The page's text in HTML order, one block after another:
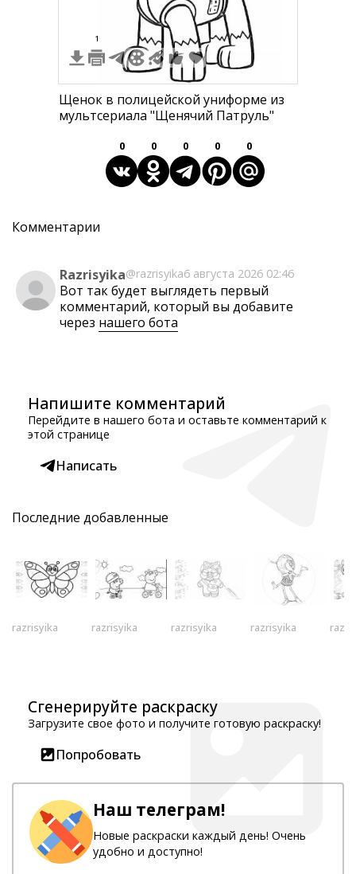
1
Щенок в полицейской униформе из
мультсериала "Щенячий Патруль"
0 0 0 0 0
Комментарии
Razrisyika@razrisyika6 августа 2026 02:46
Вот так будет выглядеть первый
комментарий, который вы добавите
через нашего бота
Напишите комментарий
Перейдите в нашего бота и оставьте комментарий к
этой странице
Написать
Последние добавленные
razrisyika razrisyika razrisyika razrisyika
Сгенерируйте раскраску
Загрузите свое фото и получите готовую раскраску!
Попробовать
Наш телеграм!
Новые раскраски каждый день! Очень
удобно и доступно!